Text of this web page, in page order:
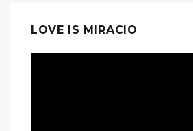
LOVE IS MIRACIO